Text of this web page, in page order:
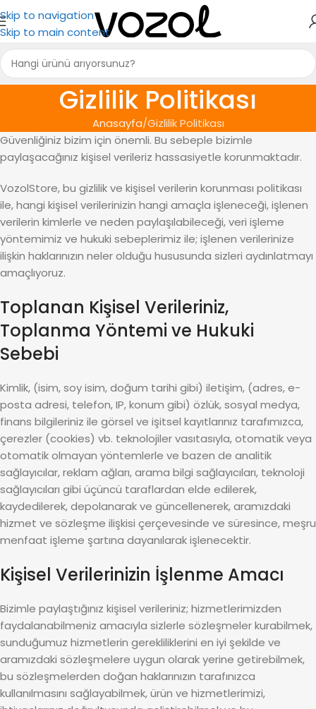
Skip to navigation
Skip to main content
Gizlilik Politikası
Anasayfa Gizlilik Politikası
Güvenliğiniz bizim için önemli. Bu sebeple bizimle
paylaşacağınız kişisel verileriz hassasiyetle korunmaktadır.
VozolStore, bu gizlilik ve kişisel verilerin korunması politikası
ile, hangi kişisel verilerinizin hangi amaçla işleneceği, işlenen
verilerin kimlerle ve neden paylaşılabileceği, veri işleme
yöntemimiz ve hukuki sebeplerimiz ile; işlenen verilerinize
ilişkin haklarınızın neler olduğu hususunda sizleri aydınlatmayı
amaçlıyoruz.
Toplanan Kişisel Verileriniz,
Toplanma Yöntemi ve Hukuki
Sebebi
Kimlik, (isim, soy isim, doğum tarihi gibi) iletişim, (adres, e-
posta adresi, telefon, IP, konum gibi) özlük, sosyal medya,
finans bilgileriniz ile görsel ve işitsel kayıtlarınız tarafımızca,
çerezler (cookies) vb. teknolojiler vasıtasıyla, otomatik veya
otomatik olmayan yöntemlerle ve bazen de analitik
sağlayıcılar, reklam ağları, arama bilgi sağlayıcıları, teknoloji
sağlayıcıları gibi üçüncü taraflardan elde edilerek,
kaydedilerek, depolanarak ve güncellenerek, aramızdaki
hizmet ve sözleşme ilişkisi çerçevesinde ve süresince, meşru
menfaat işleme şartına dayanılarak işlenecektir.
Kişisel Verilerinizin İşlenme Amacı
Bizimle paylaştığınız kişisel verileriniz; hizmetlerimizden
faydalanabilmeniz amacıyla sizlerle sözleşmeler kurabilmek,
sunduğumuz hizmetlerin gerekliliklerini en iyi şekilde ve
aramızdaki sözleşmelere uygun olarak yerine getirebilmek,
bu sözleşmelerden doğan haklarınızın tarafınızca
kullanılmasını sağlayabilmek, ürün ve hizmetlerimizi,